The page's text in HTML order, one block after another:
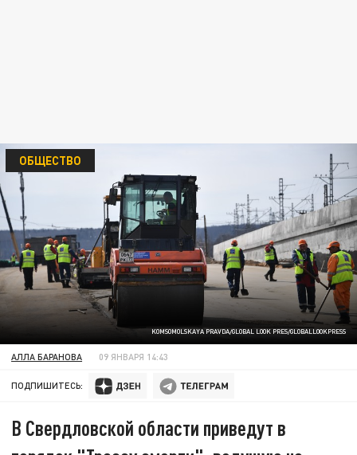
KOMSOMOLSKAYA PRAVDA/GLOBAL LOOK PRES/GLOBALLOOKPRESS
ОБЩЕСТВО
АЛЛА БАРАНОВА 09 ЯНВАРЯ 14:43
ПОДПИШИТЕСЬ:
В Свердловской области приведут в